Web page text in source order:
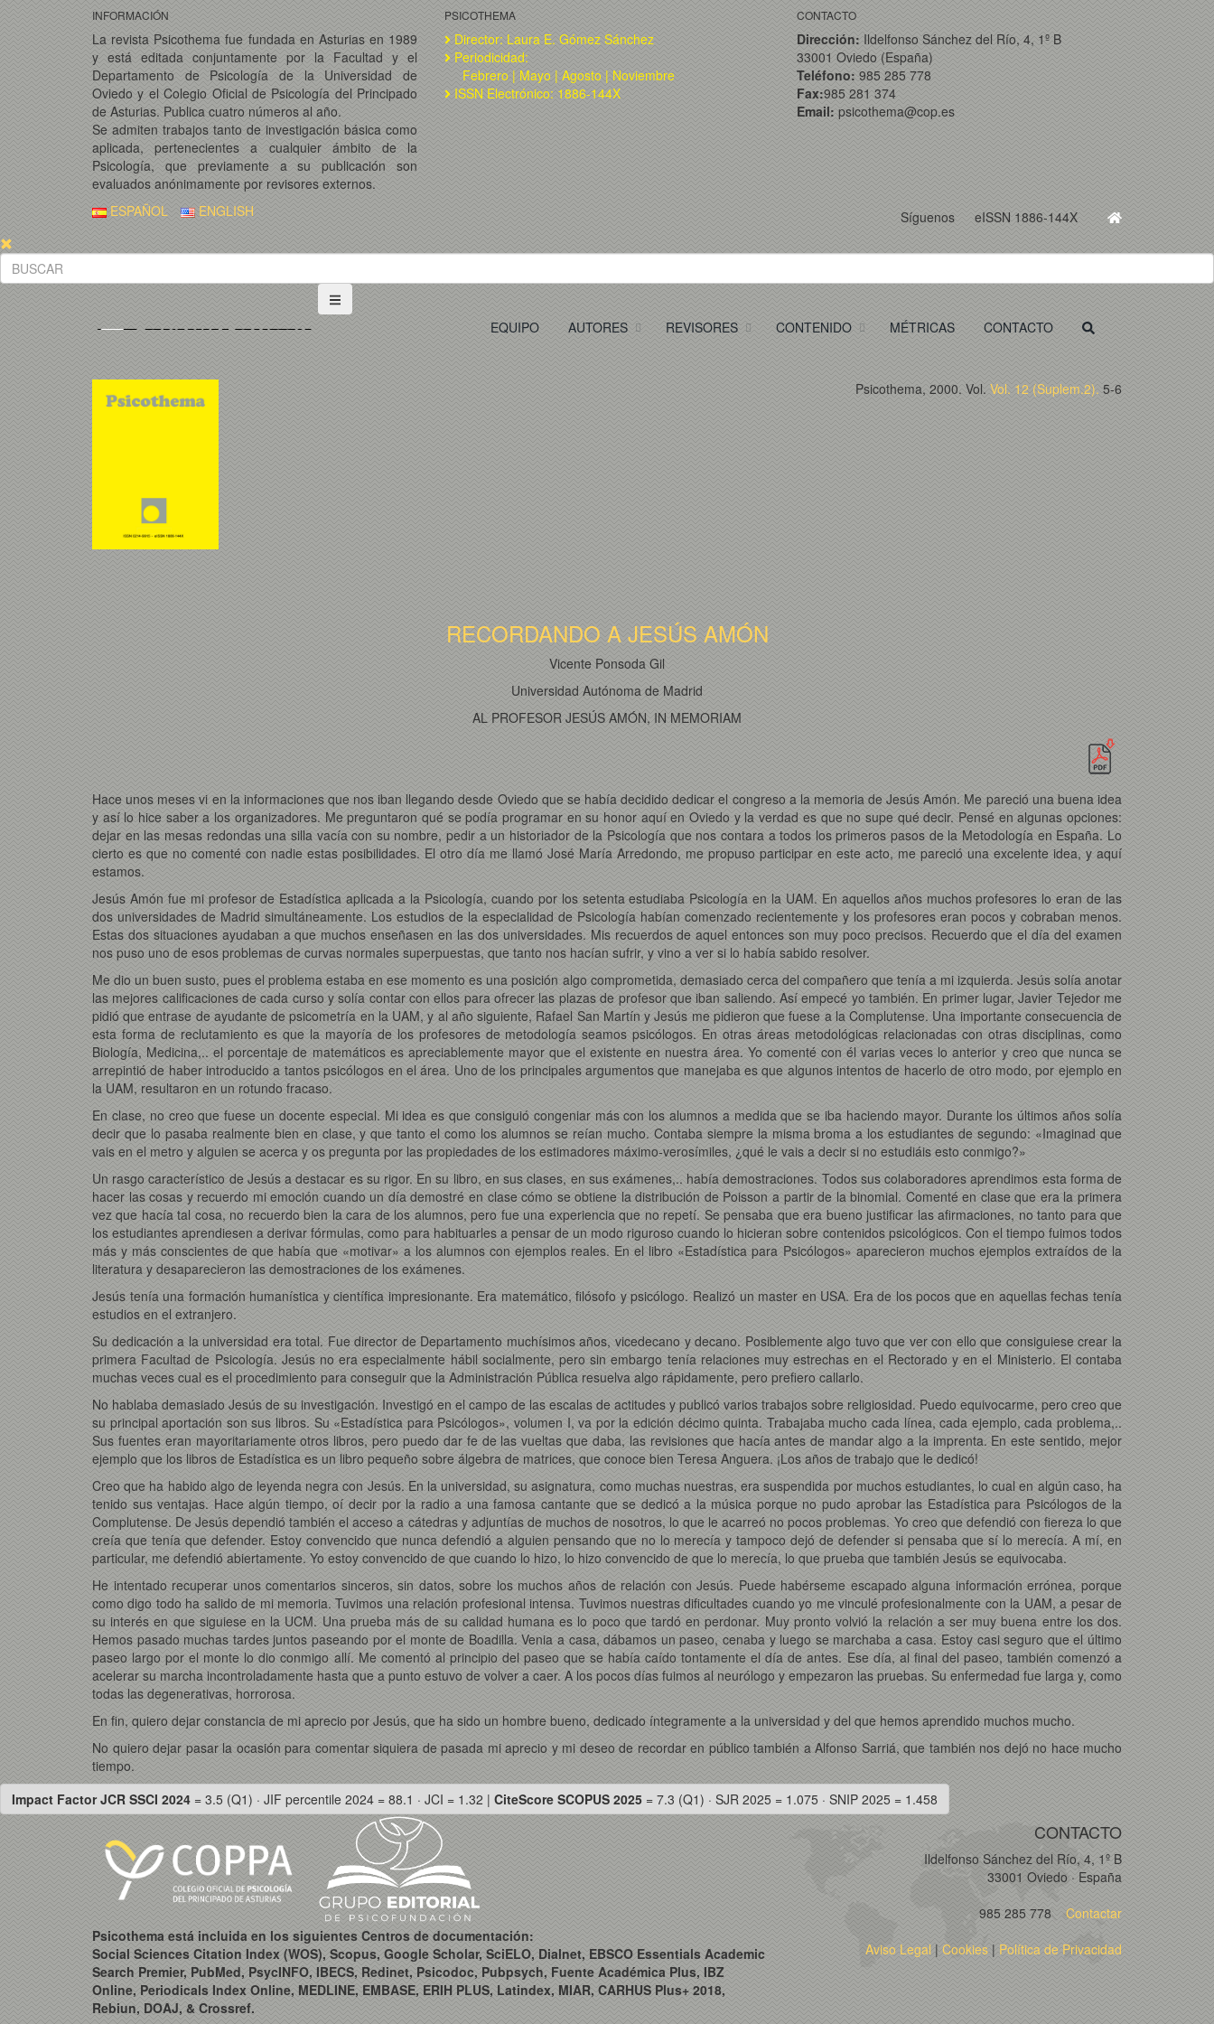
INFORMACIÓN
La revista Psicothema fue fundada en Asturias en 1989
y está editada conjuntamente por la Facultad y el
Departamento de Psicología de la Universidad de
Oviedo y el Colegio Oficial de Psicología del Principado
de Asturias. Publica cuatro números al año.
Se admiten trabajos tanto de investigación básica como
aplicada, pertenecientes a cualquier ámbito de la
Psicología, que previamente a su publicación son
evaluados anónimamente por revisores externos.
PSICOTHEMA
Director: Laura E. Gómez Sánchez
Periodicidad:
Febrero | Mayo | Agosto | Noviembre
ISSN Electrónico: 1886-144X
CONTACTO
Dirección: Ildelfonso Sánchez del Río, 4, 1º B
33001 Oviedo (España)
Teléfono: 985 285 778
Fax:985 281 374
Email: psicothema@cop.es
Síguenos eISSN 1886-144X
ESPAÑOL ENGLISH
EQUIPO AUTORES REVISORES CONTENIDO MÉTRICAS CONTACTO
Psicothema, 2000. Vol. Vol. 12 (Suplem.2). 5-6
RECORDANDO A JESÚS AMÓN
Vicente Ponsoda Gil
Universidad Autónoma de Madrid
AL PROFESOR JESÚS AMÓN, IN MEMORIAM
Hace unos meses vi en la informaciones que nos iban llegando desde Oviedo que se había decidido dedicar el congreso a la memoria de Jesús Amón. Me pareció una buena idea
y así lo hice saber a los organizadores. Me preguntaron qué se podía programar en su honor aquí en Oviedo y la verdad es que no supe qué decir. Pensé en algunas opciones:
dejar en las mesas redondas una silla vacía con su nombre, pedir a un historiador de la Psicología que nos contara a todos los primeros pasos de la Metodología en España. Lo
cierto es que no comenté con nadie estas posibilidades. El otro día me llamó José María Arredondo, me propuso participar en este acto, me pareció una excelente idea, y aquí
estamos.
Jesús Amón fue mi profesor de Estadística aplicada a la Psicología, cuando por los setenta estudiaba Psicología en la UAM. En aquellos años muchos profesores lo eran de las
dos universidades de Madrid simultáneamente. Los estudios de la especialidad de Psicología habían comenzado recientemente y los profesores eran pocos y cobraban menos.
Estas dos situaciones ayudaban a que muchos enseñasen en las dos universidades. Mis recuerdos de aquel entonces son muy poco precisos. Recuerdo que el día del examen
nos puso uno de esos problemas de curvas normales superpuestas, que tanto nos hacían sufrir, y vino a ver si lo había sabido resolver.
Me dio un buen susto, pues el problema estaba en ese momento es una posición algo comprometida, demasiado cerca del compañero que tenía a mi izquierda. Jesús solía anotar
las mejores calificaciones de cada curso y solía contar con ellos para ofrecer las plazas de profesor que iban saliendo. Así empecé yo también. En primer lugar, Javier Tejedor me
pidió que entrase de ayudante de psicometría en la UAM, y al año siguiente, Rafael San Martín y Jesús me pidieron que fuese a la Complutense. Una importante consecuencia de
esta forma de reclutamiento es que la mayoría de los profesores de metodología seamos psicólogos. En otras áreas metodológicas relacionadas con otras disciplinas, como
Biología, Medicina,.. el porcentaje de matemáticos es apreciablemente mayor que el existente en nuestra área. Yo comenté con él varias veces lo anterior y creo que nunca se
arrepintió de haber introducido a tantos psicólogos en el área. Uno de los principales argumentos que manejaba es que algunos intentos de hacerlo de otro modo, por ejemplo en
la UAM, resultaron en un rotundo fracaso.
En clase, no creo que fuese un docente especial. Mi idea es que consiguió congeniar más con los alumnos a medida que se iba haciendo mayor. Durante los últimos años solía
decir que lo pasaba realmente bien en clase, y que tanto el como los alumnos se reían mucho. Contaba siempre la misma broma a los estudiantes de segundo: «Imaginad que
vais en el metro y alguien se acerca y os pregunta por las propiedades de los estimadores máximo-verosímiles, ¿qué le vais a decir si no estudiáis esto conmigo?»
Un rasgo característico de Jesús a destacar es su rigor. En su libro, en sus clases, en sus exámenes,.. había demostraciones. Todos sus colaboradores aprendimos esta forma de
hacer las cosas y recuerdo mi emoción cuando un día demostré en clase cómo se obtiene la distribución de Poisson a partir de la binomial. Comenté en clase que era la primera
vez que hacía tal cosa, no recuerdo bien la cara de los alumnos, pero fue una experiencia que no repetí. Se pensaba que era bueno justificar las afirmaciones, no tanto para que
los estudiantes aprendiesen a derivar fórmulas, como para habituarles a pensar de un modo riguroso cuando lo hicieran sobre contenidos psicológicos. Con el tiempo fuimos todos
más y más conscientes de que había que «motivar» a los alumnos con ejemplos reales. En el libro «Estadística para Psicólogos» aparecieron muchos ejemplos extraídos de la
literatura y desaparecieron las demostraciones de los exámenes.
Jesús tenía una formación humanística y científica impresionante. Era matemático, filósofo y psicólogo. Realizó un master en USA. Era de los pocos que en aquellas fechas tenía
estudios en el extranjero.
Su dedicación a la universidad era total. Fue director de Departamento muchísimos años, vicedecano y decano. Posiblemente algo tuvo que ver con ello que consiguiese crear la
primera Facultad de Psicología. Jesús no era especialmente hábil socialmente, pero sin embargo tenía relaciones muy estrechas en el Rectorado y en el Ministerio. El contaba
muchas veces cual es el procedimiento para conseguir que la Administración Pública resuelva algo rápidamente, pero prefiero callarlo.
No hablaba demasiado Jesús de su investigación. Investigó en el campo de las escalas de actitudes y publicó varios trabajos sobre religiosidad. Puedo equivocarme, pero creo que
su principal aportación son sus libros. Su «Estadística para Psicólogos», volumen I, va por la edición décimo quinta. Trabajaba mucho cada línea, cada ejemplo, cada problema,..
Sus fuentes eran mayoritariamente otros libros, pero puedo dar fe de las vueltas que daba, las revisiones que hacía antes de mandar algo a la imprenta. En este sentido, mejor
ejemplo que los libros de Estadística es un libro pequeño sobre álgebra de matrices, que conoce bien Teresa Anguera. ¡Los años de trabajo que le dedicó!
Creo que ha habido algo de leyenda negra con Jesús. En la universidad, su asignatura, como muchas nuestras, era suspendida por muchos estudiantes, lo cual en algún caso, ha
tenido sus ventajas. Hace algún tiempo, oí decir por la radio a una famosa cantante que se dedicó a la música porque no pudo aprobar las Estadística para Psicólogos de la
Complutense. De Jesús dependió también el acceso a cátedras y adjuntías de muchos de nosotros, lo que le acarreó no pocos problemas. Yo creo que defendió con fiereza lo que
creía que tenía que defender. Estoy convencido que nunca defendió a alguien pensando que no lo merecía y tampoco dejó de defender si pensaba que sí lo merecía. A mí, en
particular, me defendió abiertamente. Yo estoy convencido de que cuando lo hizo, lo hizo convencido de que lo merecía, lo que prueba que también Jesús se equivocaba.
He intentado recuperar unos comentarios sinceros, sin datos, sobre los muchos años de relación con Jesús. Puede habérseme escapado alguna información errónea, porque
como digo todo ha salido de mi memoria. Tuvimos una relación profesional intensa. Tuvimos nuestras dificultades cuando yo me vinculé profesionalmente con la UAM, a pesar de
su interés en que siguiese en la UCM. Una prueba más de su calidad humana es lo poco que tardó en perdonar. Muy pronto volvió la relación a ser muy buena entre los dos.
Hemos pasado muchas tardes juntos paseando por el monte de Boadilla. Venia a casa, dábamos un paseo, cenaba y luego se marchaba a casa. Estoy casi seguro que el último
paseo largo por el monte lo dio conmigo allí. Me comentó al principio del paseo que se había caído tontamente el día de antes. Ese día, al final del paseo, también comenzó a
acelerar su marcha incontroladamente hasta que a punto estuvo de volver a caer. A los pocos días fuimos al neurólogo y empezaron las pruebas. Su enfermedad fue larga y, como
todas las degenerativas, horrorosa.
En fin, quiero dejar constancia de mi aprecio por Jesús, que ha sido un hombre bueno, dedicado íntegramente a la universidad y del que hemos aprendido muchos mucho.
No quiero dejar pasar la ocasión para comentar siquiera de pasada mi aprecio y mi deseo de recordar en público también a Alfonso Sarriá, que también nos dejó no hace mucho
tiempo.
Impact Factor JCR SSCI 2024 = 3.5 (Q1) · JIF percentile 2024 = 88.1 · JCI = 1.32 | CiteScore SCOPUS 2025 = 7.3 (Q1) · SJR 2025 = 1.075 · SNIP 2025 = 1.458
Psicothema está incluida en los siguientes Centros de documentación:
Social Sciences Citation Index (WOS), Scopus, Google Scholar, SciELO, Dialnet, EBSCO Essentials Academic
Search Premier, PubMed, PsycINFO, IBECS, Redinet, Psicodoc, Pubpsych, Fuente Académica Plus, IBZ
Online, Periodicals Index Online, MEDLINE, EMBASE, ERIH PLUS, Latindex, MIAR, CARHUS Plus+ 2018,
Rebiun, DOAJ, & Crossref.
CONTACTO
Ildelfonso Sánchez del Río, 4, 1º B
33001 Oviedo · España
985 285 778 Contactar
Aviso Legal | Cookies | Política de Privacidad